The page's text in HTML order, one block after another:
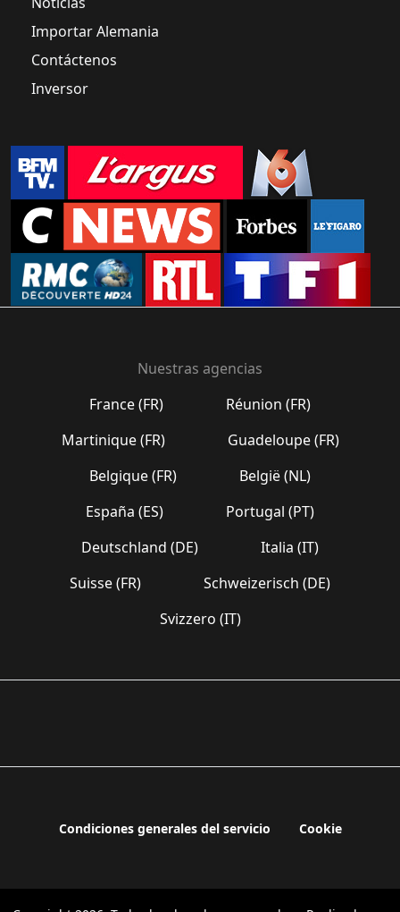
Importar Alemania
Contáctenos
Inversor
Nuestras agencias
France (FR)
Réunion (FR)
Martinique (FR)
Guadeloupe (FR)
Belgique (FR)
België (NL)
España (ES)
Portugal (PT)
Deutschland (DE)
Italia (IT)
Suisse (FR)
Schweizerisch (DE)
Svizzero (IT)
Condiciones generales del servicio Cookie